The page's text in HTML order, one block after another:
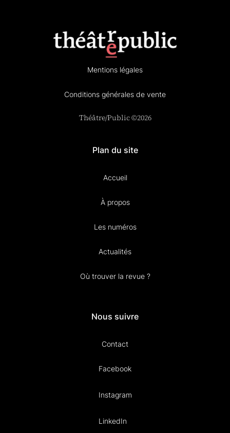
Mentions légales
Conditions générales de vente
Théâtre/Public ©2026
Plan du site
Accueil
À propos
Les numéros
Actualités
Où trouver la revue ?
Nous suivre
Contact
Facebook
Instagram
LinkedIn